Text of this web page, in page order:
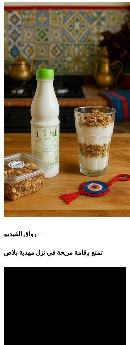
رواق الفيديو+
تمتع بإقامة مريحة في نزل مهدية بلاص